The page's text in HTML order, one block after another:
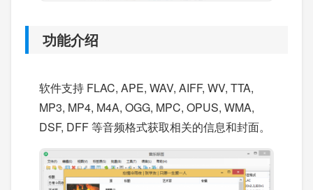
功能介绍
软件支持 FLAC, APE, WAV, AIFF, WV, TTA,
MP3, MP4, M4A, OGG, MPC, OPUS, WMA,
DSF, DFF 等音频格式获取相关的信息和封面。